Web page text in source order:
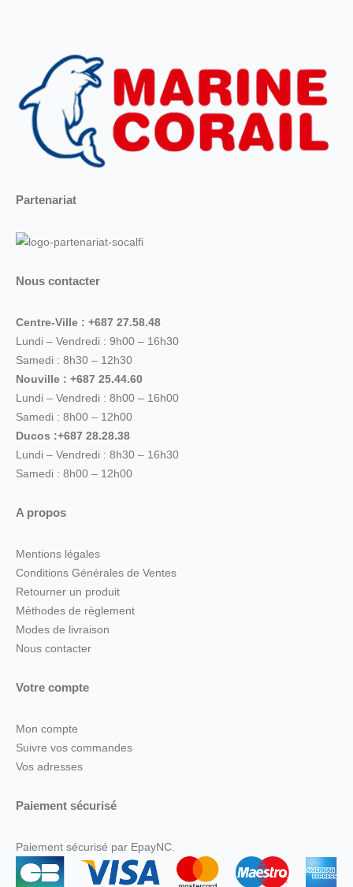
Partenariat
Nous contacter
Centre-Ville : +687 27.58.48
Lundi – Vendredi : 9h00 – 16h30
Samedi : 8h30 – 12h30
Nouville : +687 25.44.60
Lundi – Vendredi : 8h00 – 16h00
Samedi : 8h00 – 12h00
Ducos :+687 28.28.38
Lundi – Vendredi : 8h30 – 16h30
Samedi : 8h00 – 12h00
A propos
Mentions légales
Conditions Générales de Ventes
Retourner un produit
Méthodes de règlement
Modes de livraison
Nous contacter
Votre compte
Mon compte
Suivre vos commandes
Vos adresses
Paiement sécurisé
Paiement sécurisé par EpayNC.